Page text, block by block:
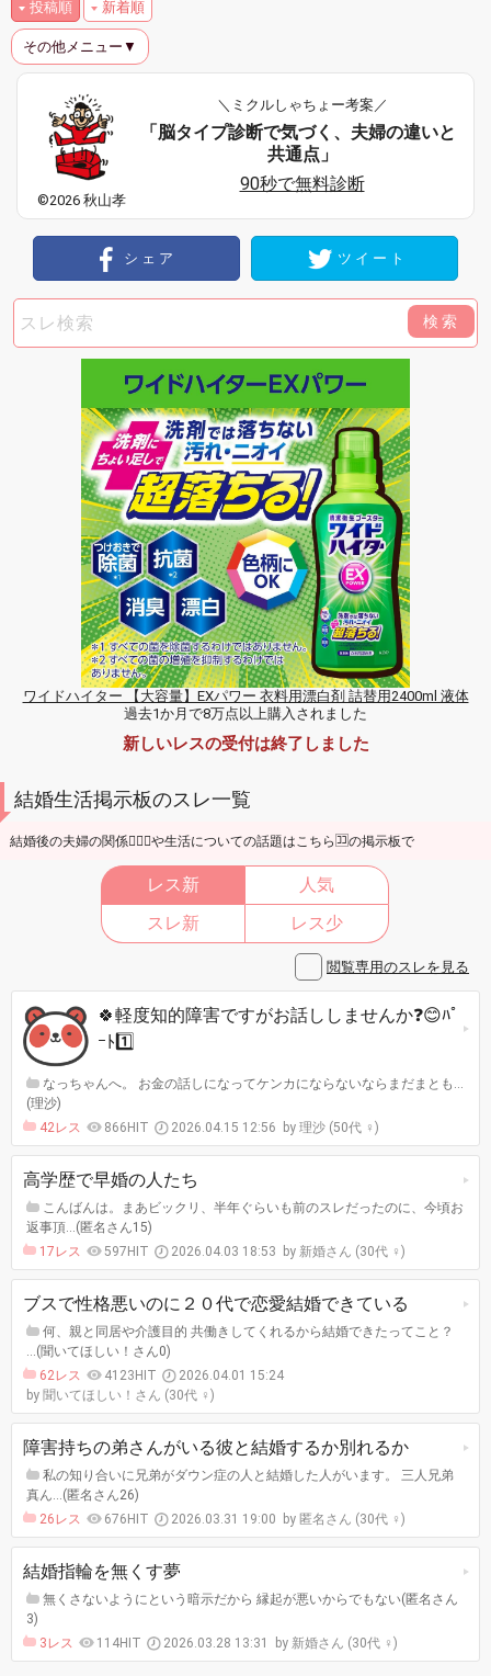
投稿順 新着順
その他メニュー▼
©2026 秋山孝
＼ミクルしゃちょー考案／
「脳タイプ診断で気づく、夫婦の違いと
共通点」
90秒で無料診断
シェア ツイート
検索
ワイドハイター 【大容量】EXパワー 衣料用漂白剤 詰替用2400ml 液体
過去1か月で8万点以上購入されました
新しいレスの受付は終了しました
結婚生活掲示板のスレ一覧
結婚後の夫婦の関係👩‍❤️‍👩や生活についての話題はこちら🈁の掲示板で
レス新
人気
スレ新
レス少
閲覧専用のスレを見る
🍀軽度知的障害ですがお話ししませんか❓️😊ﾊﾟ
ｰﾄ1️⃣
なっちゃんへ。 お金の話しになってケンカにならないならまだまとも…
(理沙)
42レス
866HIT 2026.04.15 12:56 理沙 (50代 ♀)
高学歴で早婚の人たち
こんばんは。まあビックリ、半年ぐらいも前のスレだったのに、今頃お
返事頂…(匿名さん15)
17レス
597HIT 2026.04.03 18:53 新婚さん (30代 ♀)
ブスで性格悪いのに２０代で恋愛結婚できている
何、親と同居や介護目的 共働きしてくれるから結婚できたってこと？
…(聞いてほしい！さん0)
62レス
4123HIT
2026.04.01 15:24
聞いてほしい！さん (30代 ♀)
障害持ちの弟さんがいる彼と結婚するか別れるか
私の知り合いに兄弟がダウン症の人と結婚した人がいます。 三人兄弟
真ん…(匿名さん26)
26レス
676HIT 2026.03.31 19:00 匿名さん (30代 ♀)
結婚指輪を無くす夢
無くさないようにという暗示だから 縁起が悪いからでもない(匿名さん
3)
3レス
114HIT 2026.03.28 13:31 新婚さん (30代 ♀)